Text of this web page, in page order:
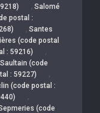
, Salomé
postal :
, Santes
(code postal
: 59216) ,
Saultain (code
: 59227) ,
(code postal :
,
(code